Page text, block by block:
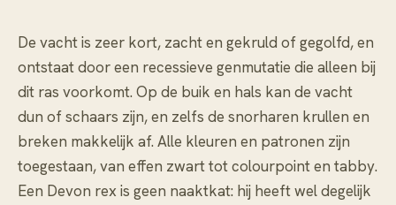
De vacht is zeer kort, zacht en gekruld of gegolfd, en
ontstaat door een recessieve genmutatie die alleen bij
dit ras voorkomt. Op de buik en hals kan de vacht
dun of schaars zijn, en zelfs de snorharen krullen en
breken makkelijk af. Alle kleuren en patronen zijn
toegestaan, van effen zwart tot colourpoint en tabby.
Een Devon rex is geen naaktkat: hij heeft wel degelijk